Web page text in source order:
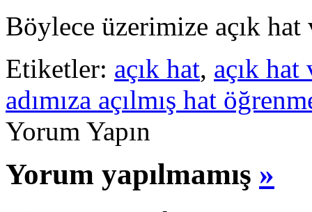
Böylece üzerimize açık
Etiketler: açık hat, açık hat
adımıza açılmış hat
Yorum Yapın
Yorum yapılmamış »